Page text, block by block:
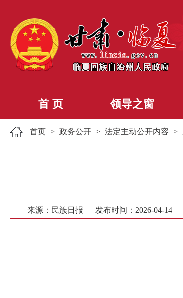
首 页 领导之窗
首页 > 政务公开 > 法定主动公开内容 >
来源：民族日报 发布时间：2026-04-14